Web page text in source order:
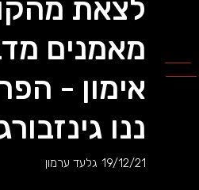
לצאת
מאמנים
אימון -
ננו גינזבורג
19/12/21 גלעד ערמון